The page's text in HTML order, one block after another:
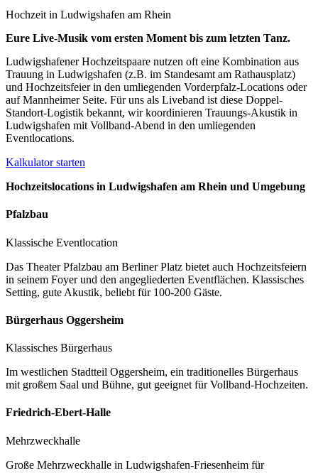
Hochzeit in Ludwigshafen am Rhein
Eure Live-Musik vom ersten Moment bis zum letzten Tanz.
Ludwigshafener Hochzeitspaare nutzen oft eine Kombination aus
Trauung in Ludwigshafen (z.B. im Standesamt am Rathausplatz)
und Hochzeitsfeier in den umliegenden Vorderpfalz-Locations oder
auf Mannheimer Seite. Für uns als Liveband ist diese Doppel-
Standort-Logistik bekannt, wir koordinieren Trauungs-Akustik in
Ludwigshafen mit Vollband-Abend in den umliegenden
Eventlocations.
Kalkulator starten
Hochzeitslocations in Ludwigshafen am Rhein und Umgebung
Pfalzbau
Klassische Eventlocation
Das Theater Pfalzbau am Berliner Platz bietet auch Hochzeitsfeiern
in seinem Foyer und den angegliederten Eventflächen. Klassisches
Setting, gute Akustik, beliebt für 100-200 Gäste.
Bürgerhaus Oggersheim
Klassisches Bürgerhaus
Im westlichen Stadtteil Oggersheim, ein traditionelles Bürgerhaus
mit großem Saal und Bühne, gut geeignet für Vollband-Hochzeiten.
Friedrich-Ebert-Halle
Mehrzweckhalle
Große Mehrzweckhalle in Ludwigshafen-Friesenheim für